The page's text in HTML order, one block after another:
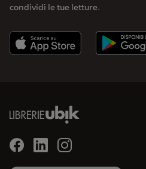
condividi le tue letture.